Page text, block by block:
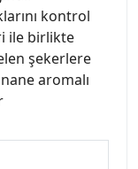
kontrol
ile birlikte
şekerlere
aromalı